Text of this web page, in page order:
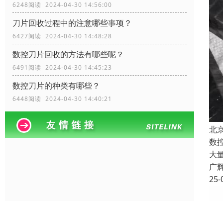
6248阅读 2024-04-30 14:56:00
刀片回收过程中的注意哪些事项？
6427阅读 2024-04-30 14:48:28
数控刀片回收的方法有哪些呢？
6491阅读 2024-04-30 14:45:23
数控刀片的种类有哪些？
6448阅读 2024-04-30 14:40:21
北
数
大
广
25-